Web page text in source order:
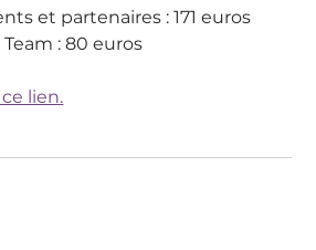
et partenaires : 171 euros
: 80 euros
ce lien.